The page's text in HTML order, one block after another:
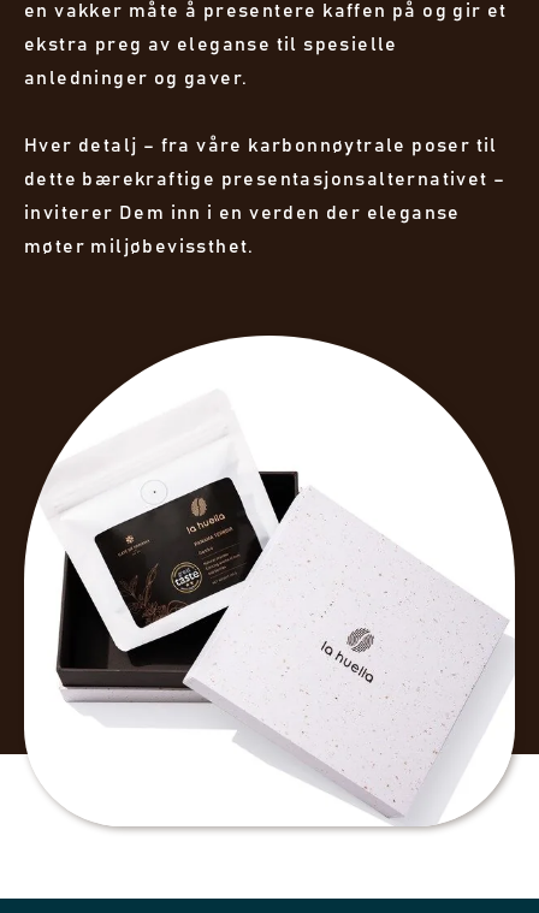
en vakker måte å presentere kaffen på og gir et
ekstra preg av eleganse til spesielle
anledninger og gaver.
Hver detalj – fra våre karbonnøytrale poser til
dette bærekraftige presentasjonsalternativet –
inviterer Dem inn i en verden der eleganse
møter miljøbevissthet.